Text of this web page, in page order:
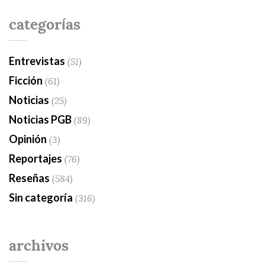
categorías
Entrevistas (51)
Ficción (61)
Noticias (25)
Noticias PGB(89)
Opinión (3)
Reportajes (76)
Reseñas (584)
Sin categoría (316)
archivos